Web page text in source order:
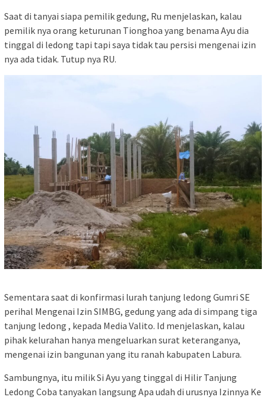
Saat di tanyai siapa pemilik gedung, Ru menjelaskan, kalau
pemilik nya orang keturunan Tionghoa yang benama Ayu dia
tinggal di ledong tapi tapi saya tidak tau persisi mengenai izin
nya ada tidak. Tutup nya RU.
Sementara saat di konfirmasi lurah tanjung ledong Gumri SE
perihal Mengenai Izin SIMBG, gedung yang ada di simpang tiga
tanjung ledong , kepada Media Valito. Id menjelaskan, kalau
pihak kelurahan hanya mengeluarkan surat keteranganya,
mengenai izin bangunan yang itu ranah kabupaten Labura.
Sambungnya, itu milik Si Ayu yang tinggal di Hilir Tanjung
Ledong Coba tanyakan langsung Apa udah di urusnya Izinnya Ke